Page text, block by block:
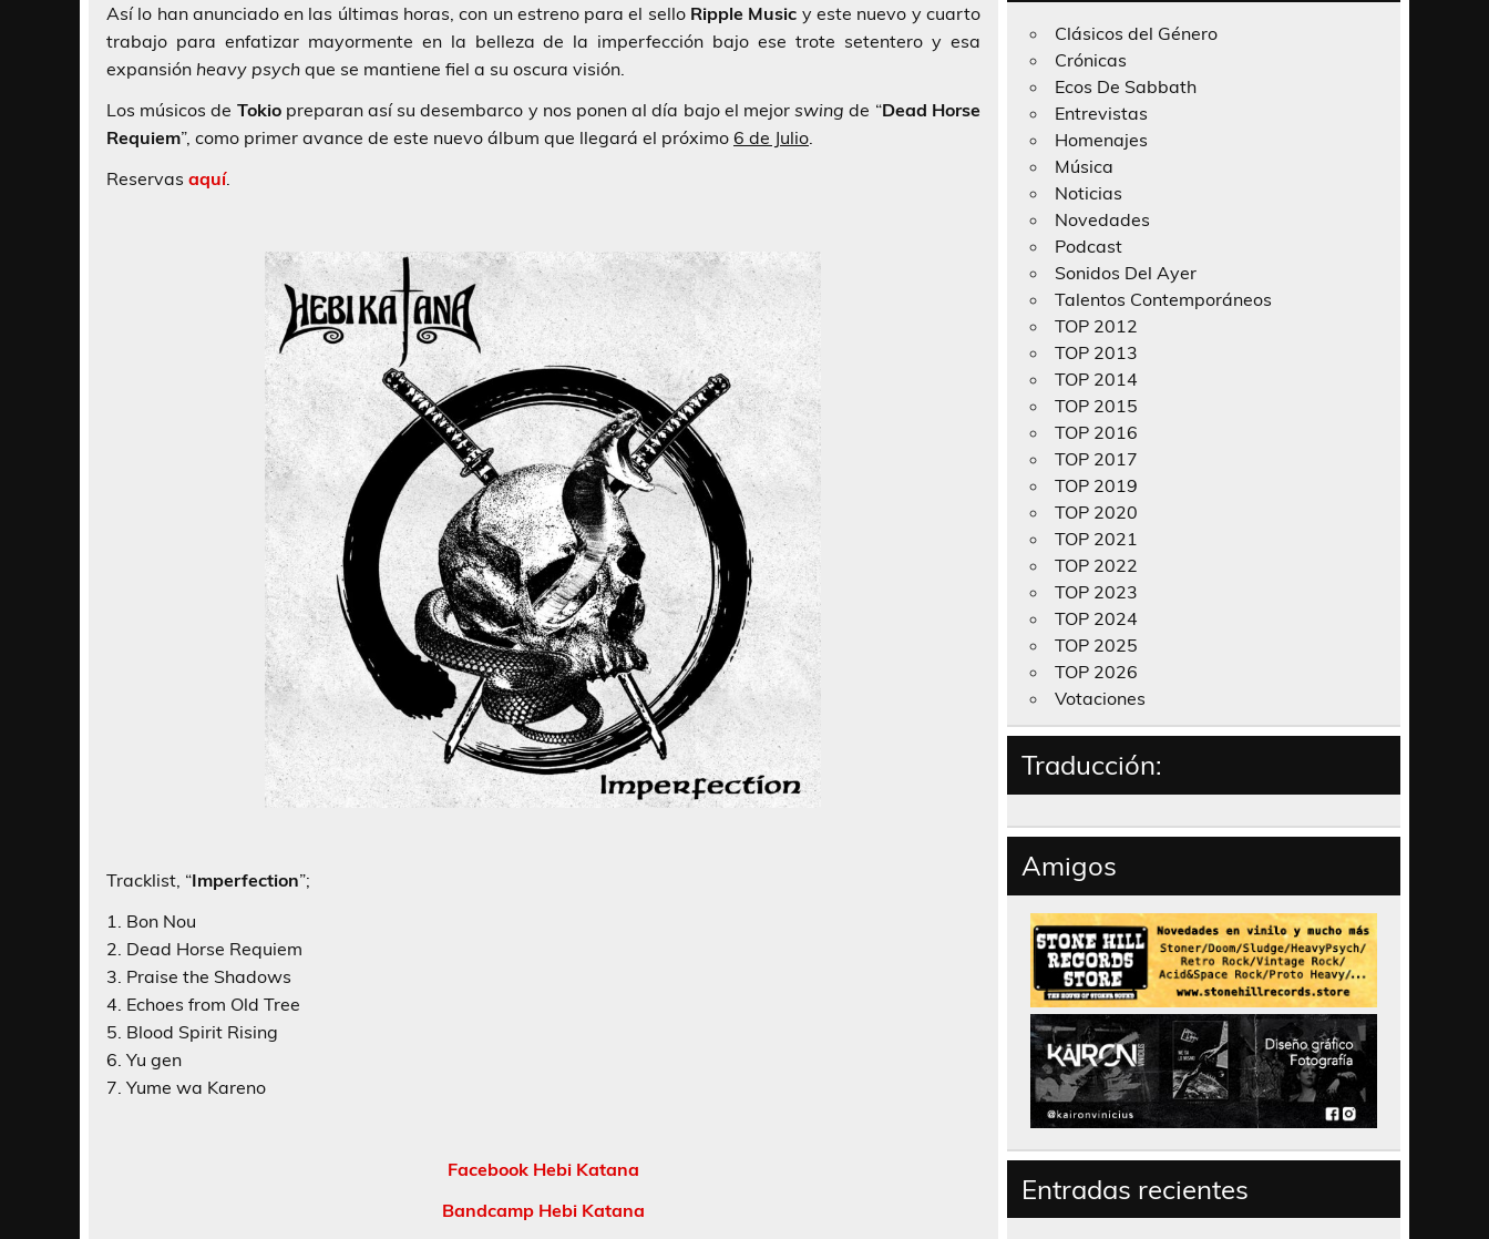
Así lo han anunciado en las últimas horas, con un estreno para el sello Ripple Music y este nuevo y cuarto
trabajo para enfatizar mayormente en la belleza de la imperfección bajo ese trote setentero y esa
expansión heavy psych que se mantiene fiel a su oscura visión.
Los músicos de Tokiopreparan así su desembarco y nos ponen al día bajo el mejorswing de “Dead Horse
Requiem”, como primer avance de este nuevo álbum que llegará el próximo 6 de Julio
Reservas aquí.
Tracklist, “Imperfection”;
1. Bon Nou
2. Dead Horse Requiem
3. Praise the Shadows
4. Echoes from Old Tree
5. Blood Spirit Rising
6. Yu gen
7. Yume wa Kareno
Facebook Hebi Katana
Bandcamp Hebi Katana
Clásicos del Género
Crónicas
Ecos De Sabbath
Entrevistas
Homenajes
Música
Noticias
Novedades
Podcast
Sonidos Del Ayer
Talentos Contemporáneos
TOP 2012
TOP 2013
TOP 2014
TOP 2015
TOP 2016
TOP 2017
TOP 2019
TOP 2020
TOP 2021
TOP 2022
TOP 2023
TOP 2024
TOP 2025
TOP 2026
Votaciones
Traducción:
Amigos
Entradas recientes